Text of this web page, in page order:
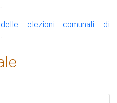
.
elezioni comunali di